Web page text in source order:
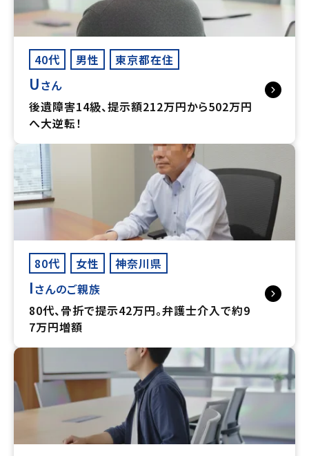
40代 男性 東京都在住
Uさん
後遺障害14級、提示額212万円から502万円
へ大逆転！
80代 女性 神奈川県
Iさんのご親族
80代、骨折で提示42万円。弁護士介入で約9
7万円増額